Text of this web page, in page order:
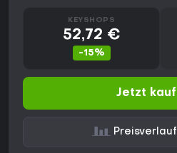
KEYSHOPS
52,72 €
-15%
Jetzt